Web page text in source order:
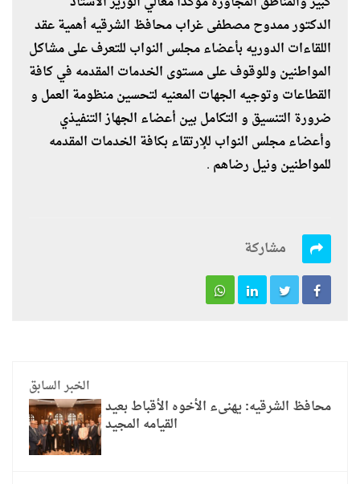
الدكتور ممدوح مصطفى غراب محافظ الشرقيه أهمية عقد
اللقاءات الدوريه بأعضاء مجلس النواب للتعرف على مشاكل
المواطنين وللوقوف على مستوى الخدمات المقدمه في كافة
القطاعات وتوجيه الجهات المعنيه لتحسين منظومة العمل و
ضرورة التنسيق و التكامل بين أعضاء الجهاز التنفيذي
وأعضاء مجلس النواب للإرتقاء بكافة الخدمات المقدمه
للمواطنين ونيل رضاهم .
مشاركة
الخبر السابق
محافظ الشرقيه: يهنىء الأخوه الأقباط بعيد
القيامه المجيد